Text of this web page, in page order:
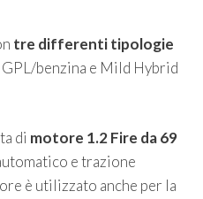
tre differenti tipologie
GPL/benzina e Mild Hybrid
di motore 1.2 Fire da 69
e trazione
è utilizzato anche per la